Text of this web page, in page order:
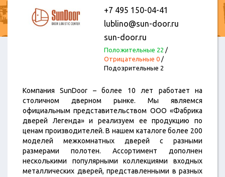
+7 495 150-04-41
lublino@sun-door.ru
sun-door.ru
Положительные 22 /
Отрицательные 0/
Подозрительные 2
Компания SunDoor – более 10 лет работает на
столичном дверном рынке. Мы являемся
официальным представительством ООО «Фабрика
дверей Легенда» и реализуем ее продукцию по
ценам производителей. В нашем каталоге более 200
моделей межкомнатных дверей с разными
размерами полотен. Ассортимент дополнен
несколькими популярными коллекциями входных
металлических дверей, представленными в разных